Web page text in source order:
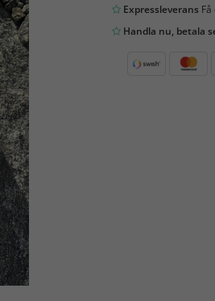
ExpressleveransFå
Handla nu, betala